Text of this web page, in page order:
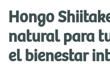
Hongo
natural para
el bienestar